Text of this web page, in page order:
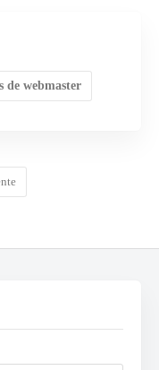
de webmaster